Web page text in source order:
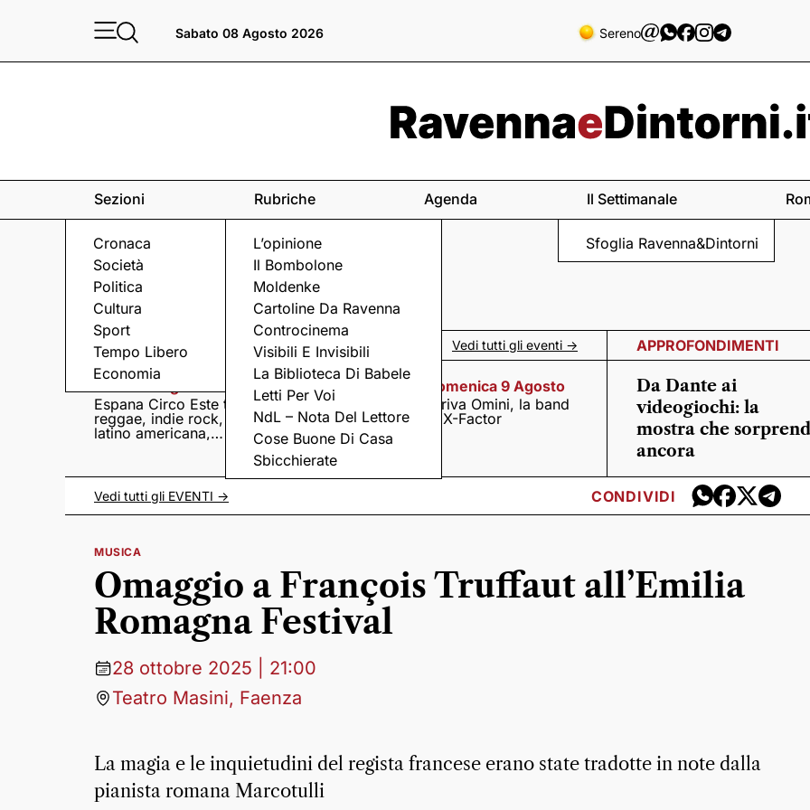
Sabato 08 Agosto 2026 Sereno
Sezioni
Cronaca
Società
Politica
Cultura
Sport
Tempo Libero
Economia
Rubriche
L’opinione
Il Bombolone
Moldenke
Cartoline Da Ravenna
Controcinema
Visibili E Invisibili
La Biblioteca Di Babele
Letti Per Voi
NdL – Nota Del Lettore
Cose Buone Di Casa
Sbicchierate
Agenda Il Settimanale
Sfoglia Ravenna&Dintorni
Eventi a Ravenna e dintorni Vedi tutti gli eventi ->
Espana Circo Este tra
reggae, indie rock,
latino americana,
Domenica 9 Agosto
Hernandez &
Sampedro presentano
il nuovo album
Lumina
Domenica 9 Agosto
Arriva Omini, la band
di X-Factor
APPROFONDIMENTI
Da Dante ai
videogiochi: la
mostra che
ancora
Vedi tutti gli EVENTI -> CONDIVIDI
MUSICA
Omaggio a François Truffaut all’Emilia
Romagna Festival
28 ottobre 2025 | 21:00
Teatro Masini, Faenza
La magia e le inquietudini del regista francese erano state tradotte in note dalla
pianista romana Marcotulli